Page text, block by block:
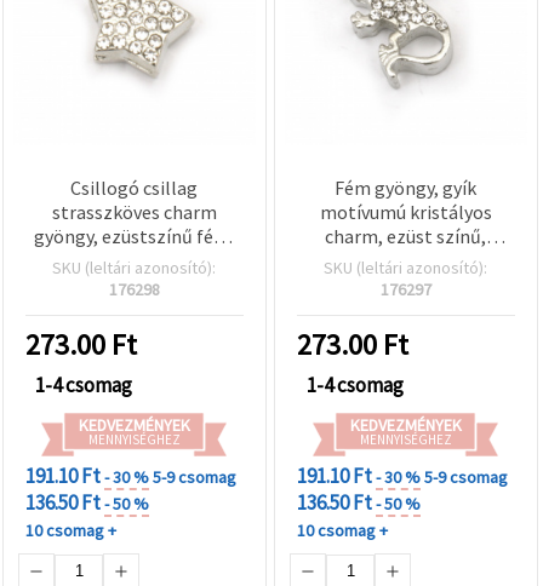
Csillogó csillag
strasszköves charm
gyöngy, ezüstszínű fém,
10x11x5 mm, 2 mm furat,
2 db
SKU (leltári azonosító):
176298
273.00 Ft
1-4 csomag
KEDVEZMÉNYEK
MENNYISÉGHEZ
191.10 Ft- 30 %5-9 csomag
136.50 Ft- 50 %
10 csomag +
Fém gyöngy, gyík
motívumú kristályos
charm, ezüst színű,
16x14x5 mm, furat: 2 mm,
2 db
SKU (leltári azonosító):
176297
273.00 Ft
1-4 csomag
KEDVEZMÉNYEK
MENNYISÉGHEZ
191.10 Ft- 30 %5-9 csomag
136.50 Ft- 50 %
10 csomag +